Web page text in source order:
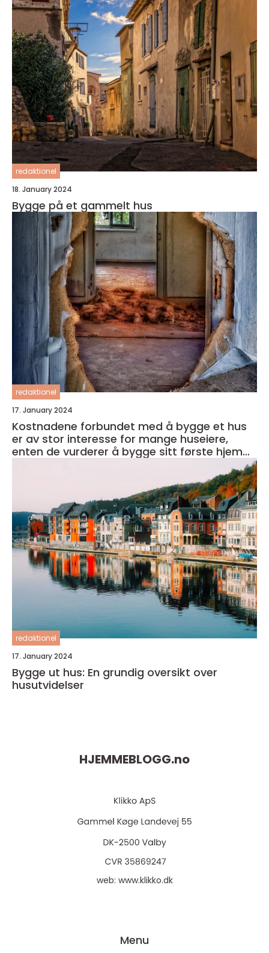
redaktionel
18. January 2024
Bygge på et gammelt hus
redaktionel
17. January 2024
Kostnadene forbundet med å bygge et hus
er av stor interesse for mange huseiere,
enten de vurderer å bygge sitt første hjem
eller ønsker å oppgradere sitt eksisterende
redaktionel
17. January 2024
Bygge ut hus: En grundig oversikt over
husutvidelser
HJEMMEBLOGG.no
web: www.klikko.dk
Menu